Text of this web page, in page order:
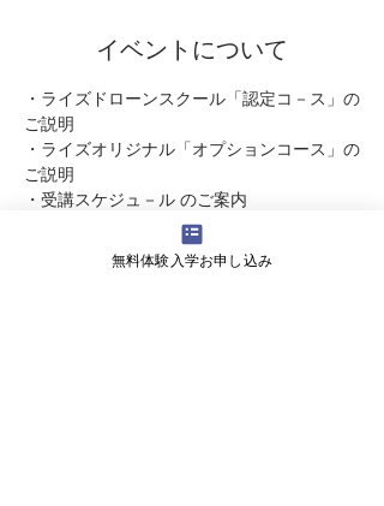
イベントについて
・ライズドローンスクール「認定コ－ス」の
ご説明
・ライズオリジナル「オプションコース」の
ご説明
・受講スケジュ－ル のご案内
・受講料   についてなど・・・
ドロ－ンに関するご質問やご不明な点が明瞭
無料体験入学お申し込み